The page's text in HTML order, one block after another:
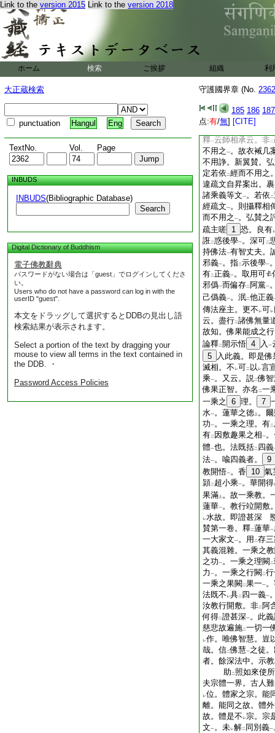
Link to the version 2015 Link to the version 2018
ホーム 検索 ご挨拶 組織 利
大正蔵検索
punctuation Hangul Eng
TextNo. Vol. Page
INBUDS
INBUDS(Bibliographic Database)
Search
Digital Dictionary of Buddhism
電子佛教辭典
パスワードがない場合は「guest」でログインしてくださ
い。
Users who do not have a password can log in with the
userID "guest".
本文をドラッグして選択するとDDBの見出し語
検索結果が表示されます。
Select a portion of the text by dragging your
mouse to view all terms in the text contained in
the DDB. ・
Password Access Policies
守護國界章 (No.
185 186 187
点:有/無] [CITE]
疏主意 一。又
已上攝 今此疏文
同 法相宗一 。有
因一。不 佛神力一
中子不
能
其自昇 。從 舍而出
之因 一。亦不 レ 能レ 因二
彼小子不レ能レ從
之而出 。豈不
釋一云師相承云。非二
不用之 一。故衣裓几
不用諍。新翼賛。
定若依 二經而不用之
違疏文自昇案出。裹
諸乘義等文一。若依 二
經疏文一。則攝釋相
而不用之 一。弘賛之
疏主嗟 1 恐。良有
誑 二惑後學一。深可二
持佛法一有智丈夫。
邪義一。指二示後學一
有二正義一。取用可
邪僞一而偏存二 阿黨一
己僞義一。泯二他正義
傳法座主。更不 レ可レ
云。盡行二諸佛無量
故知。佛果能成之
論釋二 開示悟 4 入 一
5
入此義。即是
滅相。不 レ可二 以 レ言
乘一。又云。説二佛
佛果正智。亦名 二一
一乘之
6 理。 7
水一。蓮華之徳 上 。
功一。一乘之理。有二
有二 因敷趣果之相一
體一也。法既括二 四義
法一。喩四義者。
9
教開悟一。香 10 氣
頴二 超小乘一。華開得
果滿 上 。故一乘教。
蓮華一。教行竝開敷
レ水故。即證甚深
賛第一卷。釋二蓮華一
一大家文一。用 二存
其義混雜。一乘之
之功一。一乘之理闕 二
力 一。一乘之行闕 二
一乘之果闕 二果一一
法既不 レ具二 四一義一
汝教行開敷。非二 阿
何得二證甚深一。此
慈悲故遍施二一切一
レ作。唯佛智慧。豈
哉。信二佛慧一之徒
者。餘深法中。示
助 二 照如來使所
夫宗體一界。古人難
レ位。體家之宗。能
離。能同之故。體
故。體是不 レ宗。宗
文一。未レ解二 同別義一